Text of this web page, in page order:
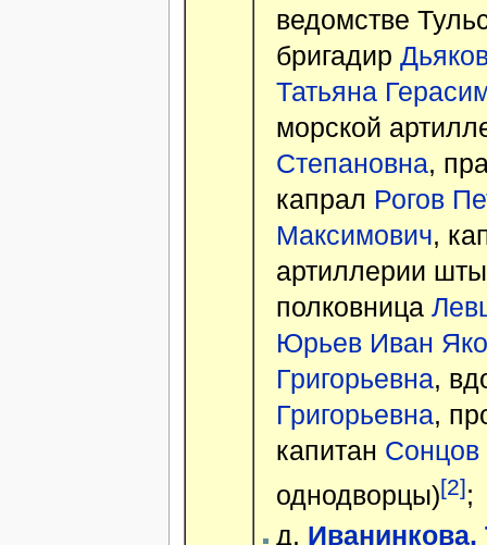
ведомстве
бригадир
Татьяна
морской
Степановна,
капрал Рогов
Максимович,
артиллерии
полковница
Юрьев Иван
Григорьевна,
Григорьевна,
капитан Сонцов
однодворцы)[2];
д. Иванинкова,